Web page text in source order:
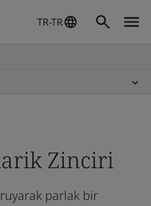
TR-TR
Zinciri
parlak bir